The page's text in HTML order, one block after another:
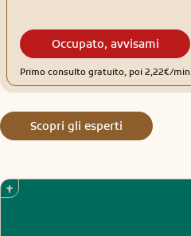
Occupato, avvisami
Primo consulto gratuito, poi 2,22€/min
Scopri gli esperti